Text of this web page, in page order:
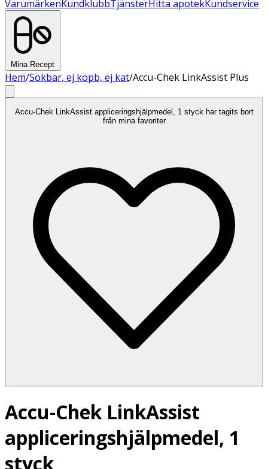
VarumärkenKundklubbTjänsterHitta apotekKundservice
Mina Recept
Hem/Sökbar, ej köpb, ej kat/Accu-Chek LinkAssist Plus
Accu-Chek LinkAssist appliceringshjälpmedel, 1 styck har tagits bort
från mina favoriter
Accu-Chek LinkAssist
appliceringshjälpmedel, 1
styck